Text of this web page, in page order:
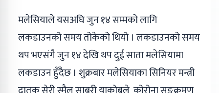
मलेसियाले यसअघि जुन १४ सम्मको लागि
लकडाउनको समय तोकेको थियो । लकडाउनको समय
थप भएसंगै जुन १४ देखि थप दुई साता मलेसियामा
लकडाउन हुँदैछ । शुक्रबार मलेसियाका सिनियर मन्त्री